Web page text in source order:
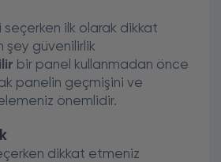
seçerken ilk olarak dikkat
şey güvenilirlik
bir panel kullanmadan önce
panelin geçmişini ve
önemlidir.
dikkat etmeniz